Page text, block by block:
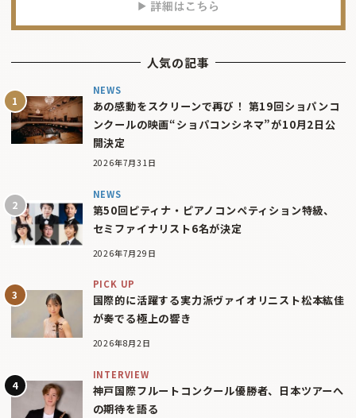
人気の記事
NEWS
あの感動をスクリーンで再び！ 第19回ショパンコ
ンクールの映画“ショパコンシネマ”が10月2日公
開決定
2026年7月31日
NEWS
第50回ピティナ・ピアノコンペティション特級、
セミファイナリスト6名が決定
2026年7月29日
PICK UP
国際的に活躍する実力派ヴァイオリニスト松本紘佳
が奏でる極上の響き
2026年8月2日
INTERVIEW
神戸国際フルートコンクール優勝者、日本ツアーへ
の期待を語る